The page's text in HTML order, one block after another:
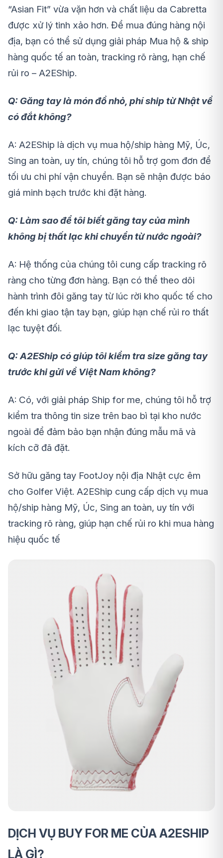
“Asian Fit” vừa vặn hơn và chất liệu da Cabretta
được xử lý tinh xảo hơn. Để mua đúng hàng nội
địa, bạn có thể sử dụng giải pháp Mua hộ & ship
hàng quốc tế an toàn, tracking rõ ràng, hạn chế
rủi ro – A2EShip.
Q: Găng tay là món đồ nhỏ, phí ship từ Nhật về
có đắt không?
A: A2EShip là dịch vụ mua hộ/ship hàng Mỹ, Úc,
Sing an toàn, uy tín, chúng tôi hỗ trợ gom đơn để
tối ưu chi phí vận chuyển. Bạn sẽ nhận được báo
giá minh bạch trước khi đặt hàng.
Q: Làm sao để tôi biết găng tay của mình
không bị thất lạc khi chuyển từ nước ngoài?
A: Hệ thống của chúng tôi cung cấp tracking rõ
ràng cho từng đơn hàng. Bạn có thể theo dõi
hành trình đôi găng tay từ lúc rời kho quốc tế cho
đến khi giao tận tay bạn, giúp hạn chế rủi ro thất
lạc tuyệt đối.
Q: A2EShip có giúp tôi kiểm tra size găng tay
trước khi gửi về Việt Nam không?
A: Có, với giải pháp Ship for me, chúng tôi hỗ trợ
kiểm tra thông tin size trên bao bì tại kho nước
ngoài để đảm bảo bạn nhận đúng mẫu mã và
kích cỡ đã đặt.
Sở hữu găng tay FootJoy nội địa Nhật cực êm
cho Golfer Việt. A2EShip cung cấp dịch vụ mua
hộ/ship hàng Mỹ, Úc, Sing an toàn, uy tín với
tracking rõ ràng, giúp hạn chế rủi ro khi mua hàng
hiệu quốc tế
DỊCH VỤ BUY FOR ME CỦA A2ESHIP
LÀ GÌ?